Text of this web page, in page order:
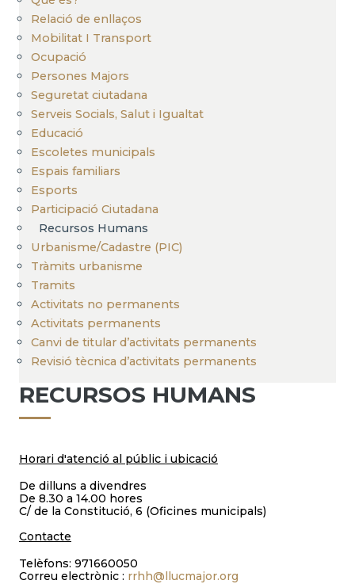
Relació de enllaços
Mobilitat I Transport
Ocupació
Persones Majors
Seguretat ciutadana
Serveis Socials, Salut i Igualtat
Educació
Escoletes municipals
Espais familiars
Esports
Participació Ciutadana
Recursos Humans
Urbanisme/Cadastre (PIC)
Tràmits urbanisme
Tramits
Activitats no permanents
Activitats permanents
Canvi de titular d’activitats permanents
Revisió tècnica d’activitats permanents
RECURSOS HUMANS
Horari d'atenció al públic i ubicació
De dilluns a divendres
De 8.30 a 14.00 hores
C/ de la Constitució, 6 (Oficines municipals)
Contacte
Telèfons: 971660050
Correu electrònic : rrhh@llucmajor.org